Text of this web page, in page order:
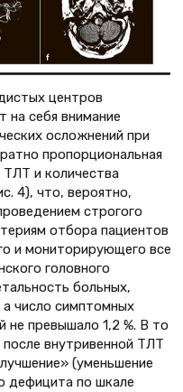
центров
на себя внимание
осложнений при
пропорциональная
ТЛТ и количества
4), что, вероятно,
строгого
отбора пациентов
и мониторирующего все
головного
больных,
число симптомных
не превышало 1,2 %. В то
внутривенной ТЛТ
(уменьшение
дефицита по шкале